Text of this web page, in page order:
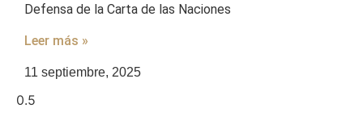
Defensa de la Carta de las Naciones
Leer más »
11 septiembre, 2025